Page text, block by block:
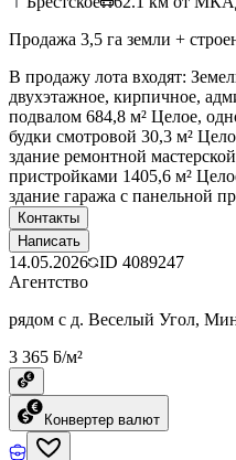
Продажа 3,5 га земли +
В продажу лота входят:
двухэтажное, кирпичное,
подвалом 684,8 м² Целое,
будки смотровой 30,3 м²
здание ремонтной
пристройками 1405,6 м²
здание гаража с панельной
Контакты
Написать
14.05.2026 ID 4089247
Агентство
рядом с д. Веселый Угол,
3 365 ƃ/м²
Конвертер валют